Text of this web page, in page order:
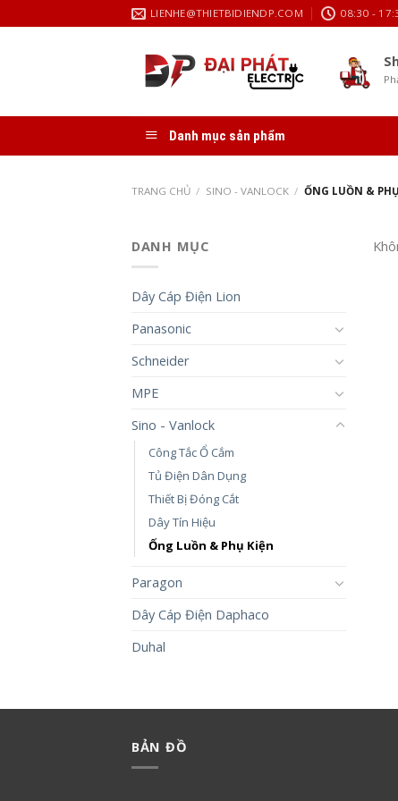
to
LIENHE@THIETBIDIENDP.COM 08:30 -
Danh mục sản phẩm
TRANG CHỦ / SINO - VANLOCK / ỐNG LUỒN &
DANH MỤC
Dây Cáp Điện Lion
Panasonic
Schneider
MPE
Sino - Vanlock
Công Tắc Ổ Cắm
Tủ Điện Dân Dụng
Thiết Bị Đóng Cắt
Dây Tín Hiệu
Ống Luồn & Phụ Kiện
Paragon
Dây Cáp Điện Daphaco
Duhal
BẢN ĐỒ